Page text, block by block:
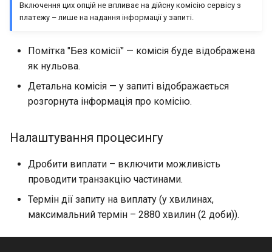
Включення цих опцій не впливає на дійсну комісію сервісу з
платежу – лише на надання інформації у запиті.
Помітка "Без комісії" — комісія буде відображена
як нульова.
Детальна комісія — у запиті відображається
розгорнута інформація про комісію.
Налаштування процесингу
Дробити виплати – включити можливість
проводити транзакцію частинами.
Термін дії запиту на виплату (у хвилинах,
максимальний термін – 2880 хвилин (2 доби)).